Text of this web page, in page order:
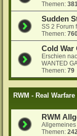
Themen:
Sudden
SS 2 Forum
Themen:
Cold War
Erschien
WANTED
Themen:79
RWM - Real
RWM
Allgemeines
Themen: